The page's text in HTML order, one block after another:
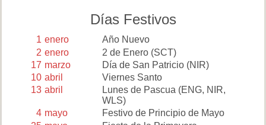
Días Festivos
1 enero
Año Nuevo
2 enero 2 de Enero(SCT)
17 marzo Día de San Patricio(NIR)
10 abril
Viernes Santo
13 abril Lunes de Pascua (ENG, NIR,
WLS)
4 mayo
Festivo de Principio de Mayo